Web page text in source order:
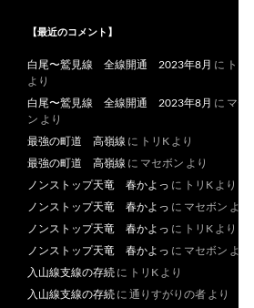
【最近のコメント】
白尾〜鷲見線 全線開通 2023年8月 に トリK
より
白尾〜鷲見線 全線開通 2023年8月 に マセボ
ン より
最強の町道 高嶺線 に トリK より
最強の町道 高嶺線 に マセボン より
ノンストップ天竜 春かよっ に トリK より
ノンストップ天竜 春かよっ に マセボン より
ノンストップ天竜 春かよっ に トリK より
ノンストップ天竜 春かよっ に マセボン より
入山線支線の存続 に トリK より
入山線支線の存続 に 通りすがりの者 より